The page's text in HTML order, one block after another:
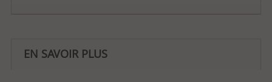
EN SAVOIR PLUS